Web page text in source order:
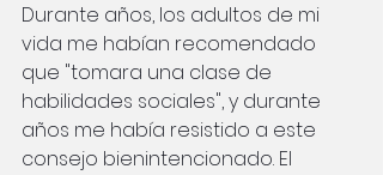
Durante años, los adultos de mi
vida me habían recomendado
que "tomara una clase de
habilidades sociales", y durante
años me había resistido a este
consejo bienintencionado. El